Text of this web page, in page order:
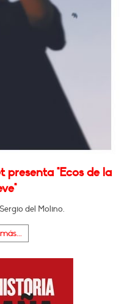
presenta "Ecos de la
del Molino.